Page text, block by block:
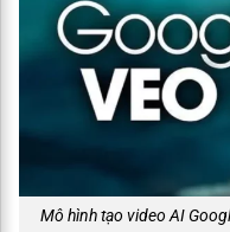
Mô hình tạo video AI